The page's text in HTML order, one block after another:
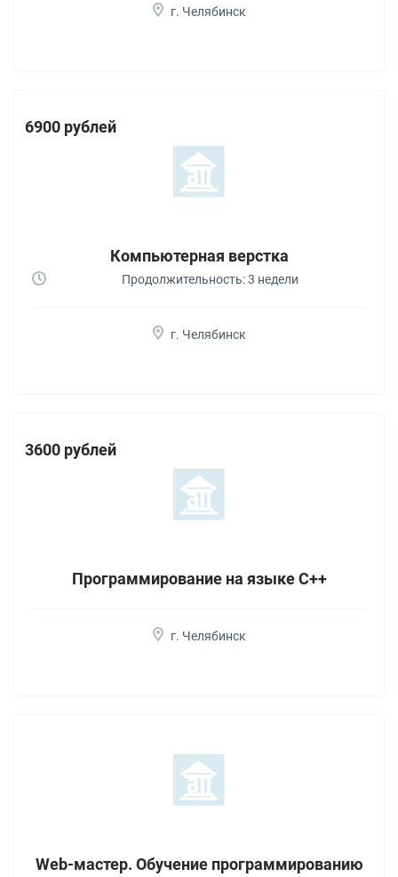
г. Челябинск
6900 рублей
Компьютерная верстка
Продолжительность: 3 недели
г. Челябинск
3600 рублей
Программирование на языке С++
г. Челябинск
Web-мастер. Обучение программированию